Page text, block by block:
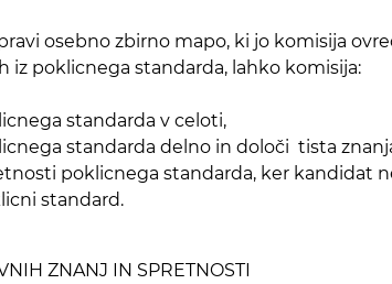
osebno zbirno mapo, ki jo komisija
poklicnega standarda, lahko komisija:
standarda v celoti,
standarda delno in določi tista
poklicnega standarda, ker kandidat
standard.
ZNANJ IN SPRETNOSTI